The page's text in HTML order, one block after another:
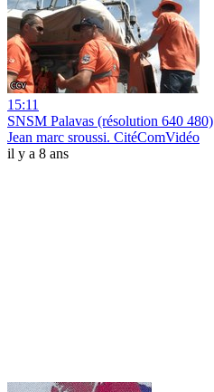
15:11
SNSM Palavas (résolution 640 480)
Jean marc sroussi. CitéComVidéo
il y a 8 ans